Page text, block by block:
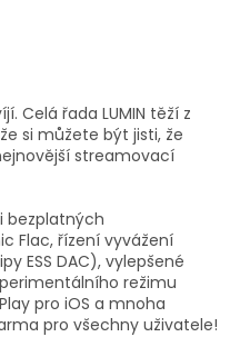
Celá řada LUMIN těží z
si můžete být jisti, že
streamovací
bezplatných
Flac, řízení vyvážení
ESS DAC), vylepšené
režimu
pro iOS a mnoha
pro všechny uživatele!